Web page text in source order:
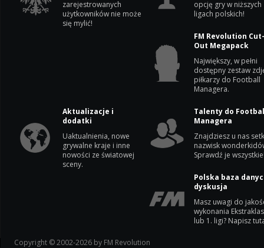
zarejestrowanych
użytkowników nie może
się mylić!
opcję gry w niższych
ligach polskich!
FM Revolution
Out Megapack
Największy, w pełni
dostępny zestaw
piłkarzy do Football
Managera.
Aktualizacje i
dodatki
Uaktualnienia, nowe
grywalne kraje i inne
nowości ze światowej
sceny.
Talenty do
Managera
Znajdziesz u nas
nazwisk
Sprawdź je
Polska baza
dyskusja
Masz uwagi do
wykonania
lub 1. ligi? Napisz
Copyright © 2002-2026 by FM Revolution